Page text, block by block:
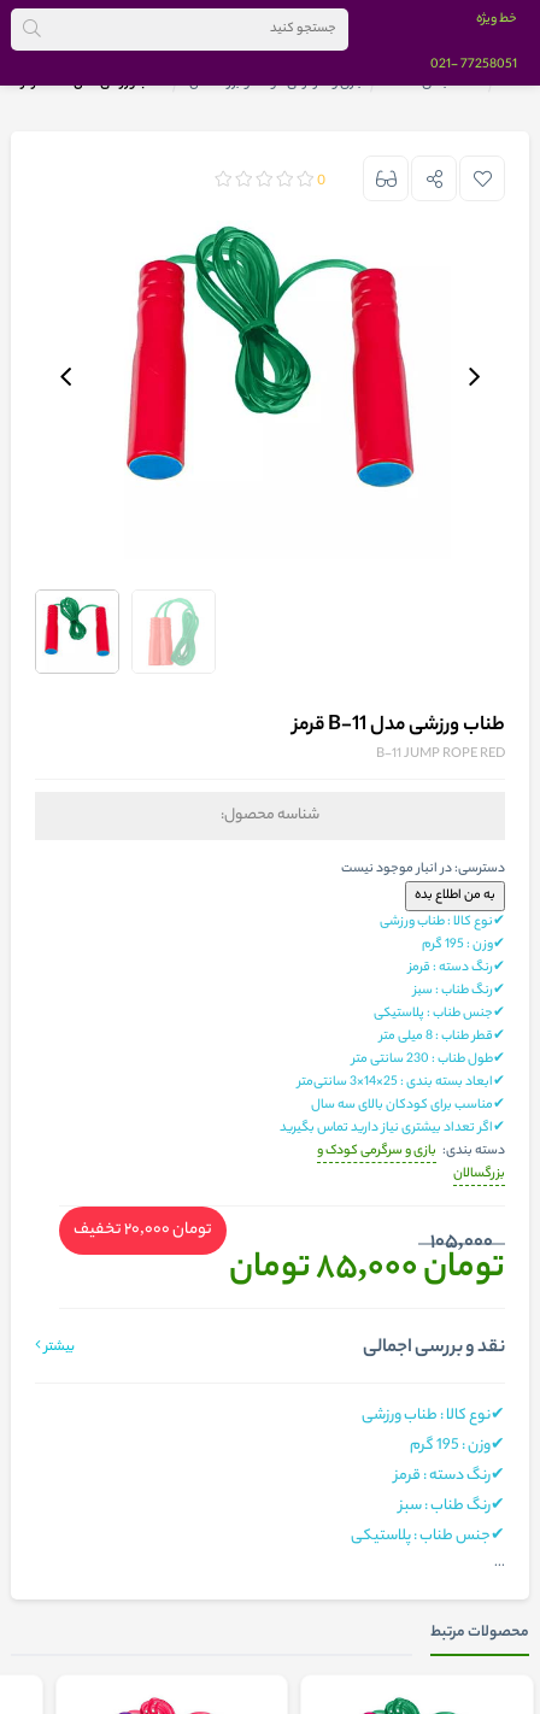
خط ویژه
77258051
-021
خانه
دسته بندی کالاها بازی و سرگرمی کودک و بزرگسالان طناب ورزشی مدل B-11 قرمز
طناب ورزشی مدل B-11 قرمز
B-11 JUMP ROPE RED
شناسه محصول:
دسترسی:در انبار موجود نیست
✔نوع کالا : طناب ورزشی
✔وزن : 195 گرم
✔رنگ دسته : قرمز
✔رنگ طناب : سبز
✔جنس طناب : پلاستیکی
✔قطر طناب : 8 میلی متر
✔طول طناب : 230 سانتی متر
✔ابعاد بسته بندی : 25×14×3 سانتی‌متر
✔مناسب برای کودکان بالای سه سال
✔اگر تعداد بیشتری نیاز دارید تماس بگیرید
دسته بندی: بازی و سرگرمی کودک و
بزرگسالان
105,000
تومان 85,000 تومان
تومان 20,000 تخفیف
0
نقد و بررسی اجمالی بیشتر
✔نوع کالا : طناب ورزشی
✔وزن : 195 گرم
✔رنگ دسته : قرمز
✔رنگ طناب : سبز
✔جنس طناب : پلاستیکی
...
محصولات مرتبط